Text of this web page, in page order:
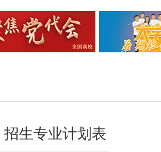
生专业计划表